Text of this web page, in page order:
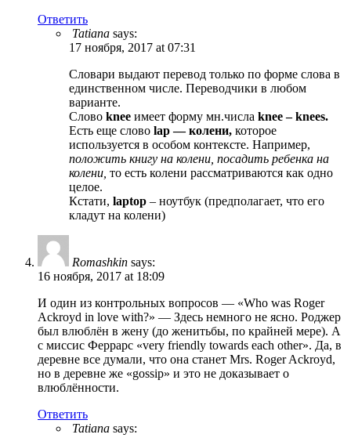
Ответить
Tatiana says:
17 ноября, 2017 at 07:31
Словари выдают перевод только по форме слова в
единственном числе. Переводчики в любом
варианте.
Слово knee имеет форму мн.числа knee – knees.
Есть еще слово lap — колени, которое
используется в особом контексте. Например,
положить книгу на колени, посадить ребенка на
колени, то есть колени рассматриваются как одно
целое.
Кстати, laptop – ноутбук (предполагает, что его
кладут на колени)
Romashkin says:
16 ноября, 2017 at 18:09
И один из контрольных вопросов — «Who was Roger
Ackroyd in love with?» — Здесь немного не ясно. Роджер
был влюблён в жену (до женитьбы, по крайней мере). А
с миссис Феррарс «very friendly towards each other». Да, в
деревне все думали, что она станет Mrs. Roger Ackroyd,
но в деревне же «gossip» и это не доказывает о
влюблённости.
Ответить
Tatiana says: